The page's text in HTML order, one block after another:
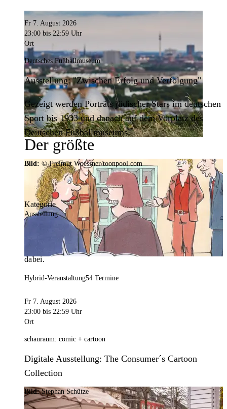
Der größte
Veranstaltungskalender der
Region
Mit weit über 4.000 Terminen ist der
Veranstaltungskalender der Stadt Dortmund der
umfangreichste der Region. Hier ist für alle was
dabei.
Fr 7. August 2026
23:00 bis 22:59 Uhr
Ort
Deutsches Fußballmuseum
Ausstellung: "Zwischen Erfolg und Verfolgung"
Gezeigt werden Porträts jüdischer Stars im deutschen
Sport bis 1933 und danach auf dem Vorplatz des
Deutschen Fußballmuseums.
Bild: © Freimut Woessner/toonpool.com
Kategorie
Ausstellung
Hybrid-Veranstaltung54 Termine
Fr 7. August 2026
23:00 bis 22:59 Uhr
Ort
schauraum: comic + cartoon
Digitale Ausstellung: The Consumer´s Cartoon
Collection
Bild:Stephan Schütze